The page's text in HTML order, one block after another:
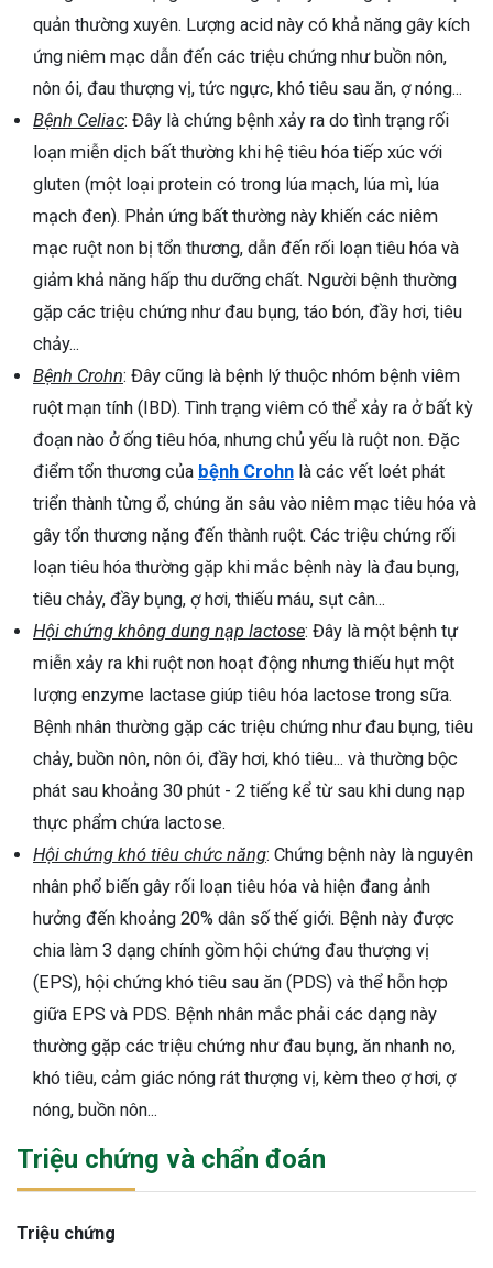
quản thường xuyên. Lượng acid này có khả năng gây kích
ứng niêm mạc dẫn đến các triệu chứng như buồn nôn,
nôn ói, đau thượng vị, tức ngực, khó tiêu sau ăn, ợ nóng...
Bệnh Celiac: Đây là chứng bệnh xảy ra do tình trạng rối
loạn miễn dịch bất thường khi hệ tiêu hóa tiếp xúc với
gluten (một loại protein có trong lúa mạch, lúa mì, lúa
mạch đen). Phản ứng bất thường này khiến các niêm
mạc ruột non bị tổn thương, dẫn đến rối loạn tiêu hóa và
giảm khả năng hấp thu dưỡng chất. Người bệnh thường
gặp các triệu chứng như đau bụng, táo bón, đầy hơi, tiêu
chảy...
Bệnh Crohn: Đây cũng là bệnh lý thuộc nhóm bệnh viêm
ruột mạn tính (IBD). Tình trạng viêm có thể xảy ra ở bất kỳ
đoạn nào ở ống tiêu hóa, nhưng chủ yếu là ruột non. Đặc
điểm tổn thương của bệnh Crohn là các vết loét phát
triển thành từng ổ, chúng ăn sâu vào niêm mạc tiêu hóa và
gây tổn thương nặng đến thành ruột. Các triệu chứng rối
loạn tiêu hóa thường gặp khi mắc bệnh này là đau bụng,
tiêu chảy, đầy bụng, ợ hơi, thiếu máu, sụt cân...
Hội chứng không dung nạp lactose: Đây là một bệnh tự
miễn xảy ra khi ruột non hoạt động nhưng thiếu hụt một
lượng enzyme lactase giúp tiêu hóa lactose trong sữa.
Bệnh nhân thường gặp các triệu chứng như đau bụng, tiêu
chảy, buồn nôn, nôn ói, đầy hơi, khó tiêu... và thường bộc
phát sau khoảng 30 phút - 2 tiếng kể từ sau khi dung nạp
thực phẩm chứa lactose.
Hội chứng khó tiêu chức năng: Chứng bệnh này là nguyên
nhân phổ biến gây rối loạn tiêu hóa và hiện đang ảnh
hưởng đến khoảng 20% dân số thế giới. Bệnh này được
chia làm 3 dạng chính gồm hội chứng đau thượng vị
(EPS), hội chứng khó tiêu sau ăn (PDS) và thể hỗn hợp
giữa EPS và PDS. Bệnh nhân mắc phải các dạng này
thường gặp các triệu chứng như đau bụng, ăn nhanh no,
khó tiêu, cảm giác nóng rát thượng vị, kèm theo ợ hơi, ợ
nóng, buồn nôn...
Triệu chứng và chẩn đoán
Triệu chứng